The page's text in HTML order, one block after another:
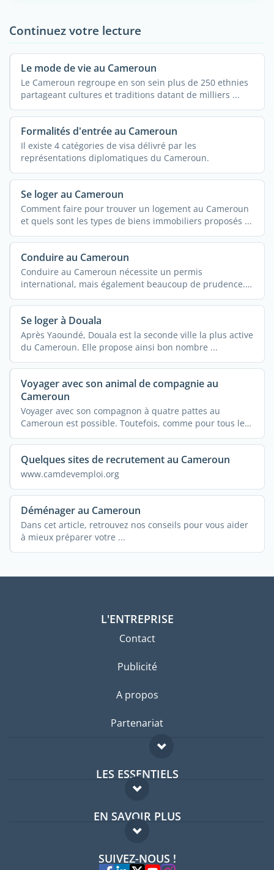
Continuez votre lecture
Le mode de vie au Cameroun
Le Cameroun regroupe en son sein plus de 250 ethnies
partageant cultures et traditions datant de milliers ...
Formalités d'entrée au Cameroun
Il existe 4 catégories de visa délivré par les
représentations diplomatiques du Cameroun.
Se loger au Cameroun
Comment faire pour trouver un logement au Cameroun
et quels sont les types de biens immobiliers proposés ...
Conduire au Cameroun
Conduire au Cameroun nécessite un permis
international, mais également beaucoup de prudence.
...
Se loger à Douala
Après Yaoundé, Douala est la seconde ville la plus active
du Cameroun. Elle propose ainsi bon nombre ...
Voyager avec son animal de compagnie au
Cameroun
Voyager avec son compagnon à quatre pattes au
Cameroun est possible. Toutefois, comme pour tous les
autres ...
Quelques sites de recrutement au Cameroun
www.camdevemploi.org
Déménager au Cameroun
Dans cet article, retrouvez nos conseils pour vous aider
à mieux préparer votre ...
L'ENTREPRISE
Contact
Publicité
A propos
Partenariat
LES ESSENTIELS
Forum expatriés
Guides pays
EN SAVOIR PLUS
FAQ
Experts
SUIVEZ-NOUS !